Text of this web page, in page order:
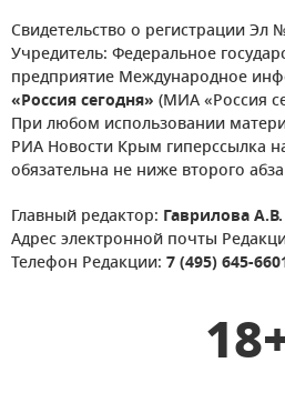
Свидетельство о регистрации Эл
Учредитель: Федеральное
предприятие Международное
«Россия сегодня» (МИА «Россия
При любом использовании
РИА Новости Крым гиперссылка
обязательна не ниже второго
Главный редактор: Гаврилова А.В.
Адрес электронной почты
Телефон Редакции: 7 (495) 645-